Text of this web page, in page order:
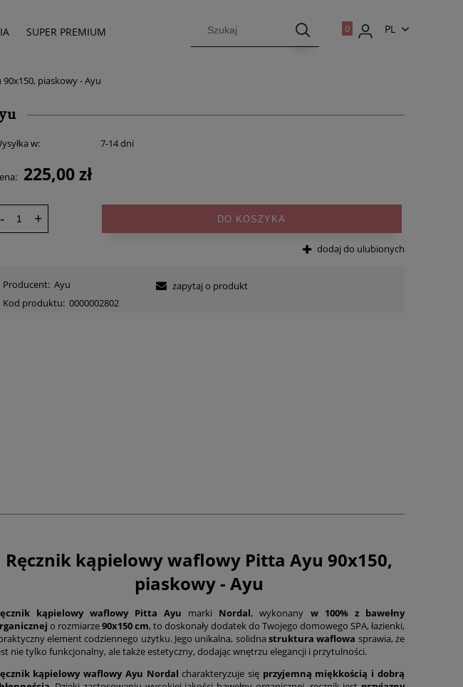
SUPER PREMIUM
PL
piaskowy - Ayu
w: 7-14 dni
225,00 zł
- + DO KOSZYKA
dodaj do ulubionych
Producent: Ayu
Kod produktu: 0000002802
zapytaj o produkt
Ręcznik kąpielowy waflowy Pitta Ayu 90x150,
piaskowy - Ayu
kąpielowy waflowy Pitta Ayu marki Nordal, wykonany w 100% z bawełny
o rozmiarze90x150 cm, to doskonały dodatek do Twojego domowego SPA, łazienki,
element codziennego użytku. Jego unikalna, solidnastruktura waflowa sprawia, że
nie tylko funkcjonalny, ale także estetyczny, dodając wnętrzu elegancji i przytulności.
kąpielowy waflowy Ayu Nordal charakteryzuje się przyjemną miękkością i dobrą